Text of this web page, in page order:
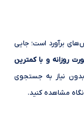
برآورد است؛ جایی
روزانه و با کمترین
نیاز به جستجوی
نگاه مشاهده کنید.